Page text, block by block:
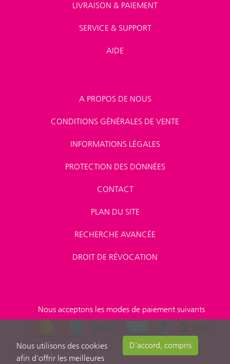
LIVRAISON & PAIEMENT
SERVICE & SUPPORT
AIDE
A PROPOS DE NOUS
CONDITIONS GÉNÉRALES DE VENTE
INFORMATIONS LÉGALES
PROTECTION DES DONNÉES
CONTACT
PLAN DU SITE
RECHERCHE AVANCÉE
DROIT DE RÉVOCATION
Nous acceptons les modes de paiement suivants
Nous utilisons des cookies
afin d'offrir les meilleures
D'accord, compris